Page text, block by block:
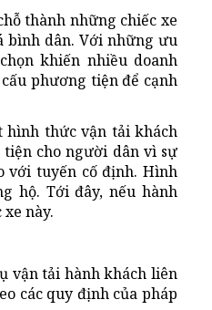
thành những chiếc xe
bình dân. Với những ưu
khiến nhiều doanh
phương tiện để cạnh
hình thức vận tải khách
cho người dân vì sự
với tuyến cố định. Hình
hộ. Tới đây, nếu hành
này.
vận tải hành khách liên
các quy định của pháp